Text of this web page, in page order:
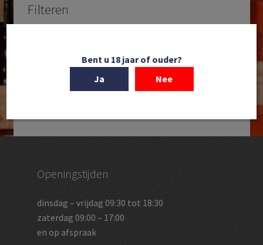
Filteren
Openingstijden
dinsdag – vrijdag 09:30 tot 18:30
zaterdag 09:00 – 17:00
en op afspraak
Bent u 18 jaar of ouder?
Ja
Nee